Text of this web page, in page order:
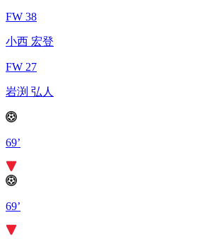
FW 38
小西 宏登
FW 27
岩渕 弘人
69’
69’